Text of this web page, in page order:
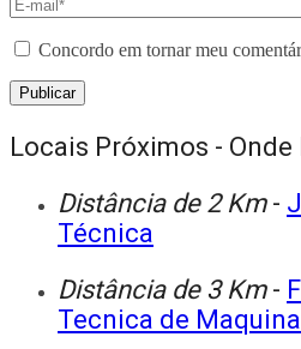
Concordo em tornar meu
Locais Próximos - Onde
Distância de 2 Km -
Técnica
Distância de 3 Km -
Tecnica de